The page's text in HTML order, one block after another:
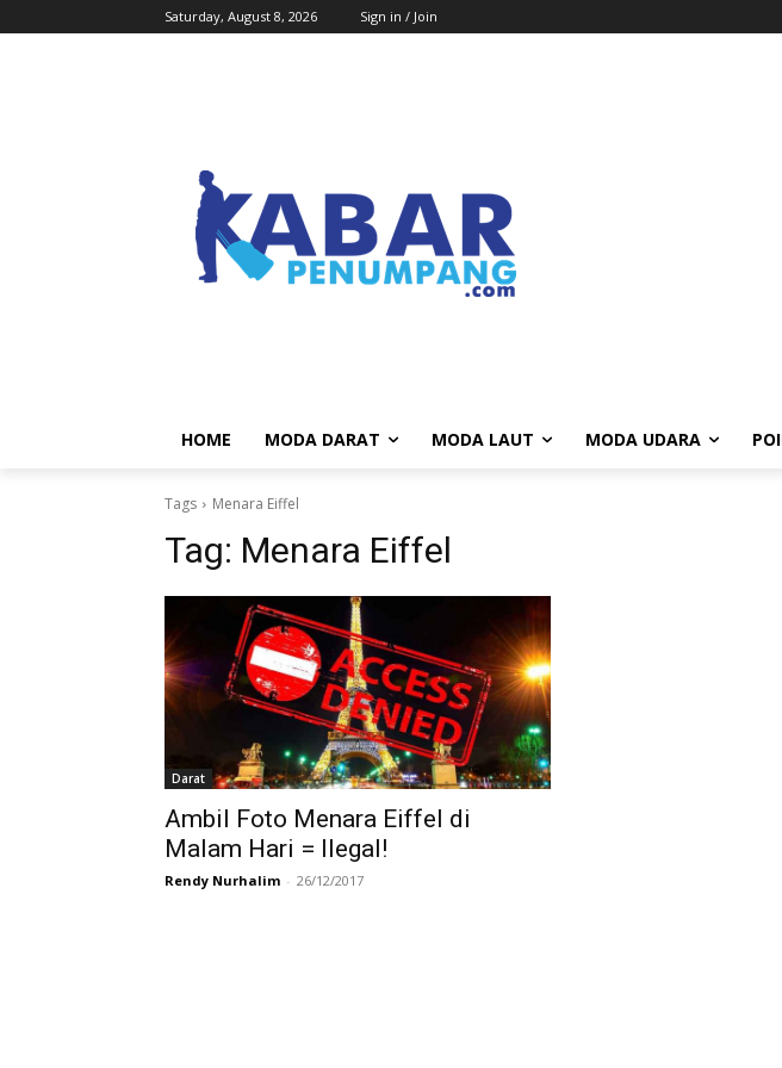
Saturday, August 8, 2026 Sign in / Join
HOME MODA DARAT MODA LAUT MODA UDARA
Tags Menara Eiffel
Tag: Menara Eiffel
Darat
Ambil Foto Menara Eiffel di
Malam Hari = Ilegal!
Rendy Nurhalim - 26/12/2017